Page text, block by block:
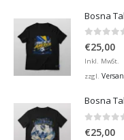
Bosna
0 von 5
€25,00
Inkl. MwSt.
zzgl.
Bosna
€25,00